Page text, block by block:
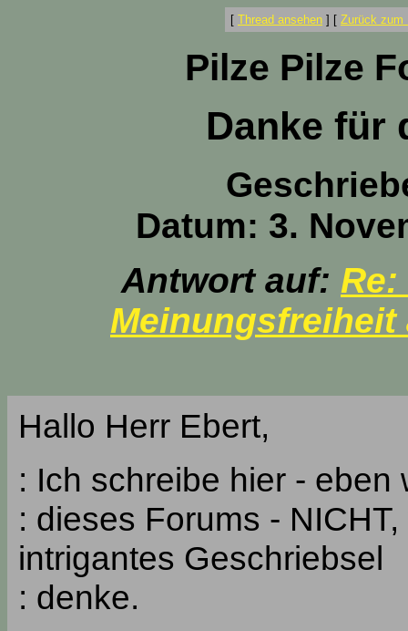
[ Thread ansehen ] [ Zurück zum
Pilze Pilze
Danke für
Datum: 3.
Antwort auf:
Meinungsfreiheit
Hallo Herr Ebert,
: Ich schreibe hier -
: dieses Forums -
intrigantes Geschriebsel
: denke.